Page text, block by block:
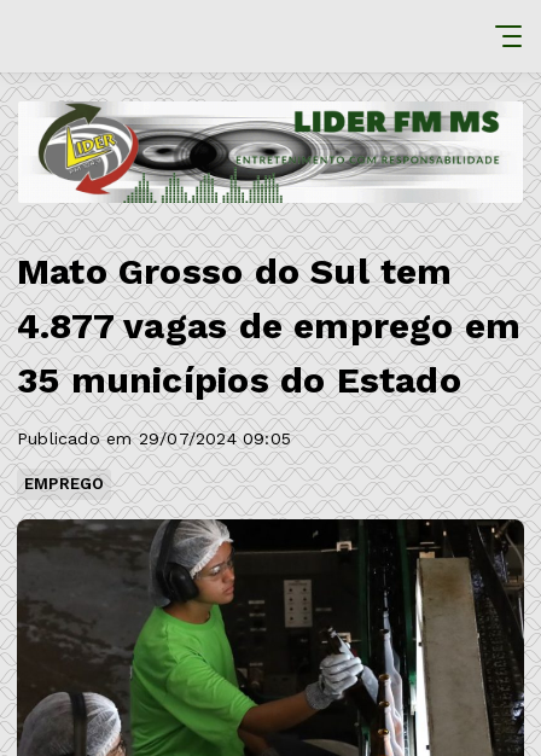
Mato Grosso do Sul tem
4.877 vagas de emprego em
35 municípios do Estado
Publicado em 29/07/2024 09:05
EMPREGO